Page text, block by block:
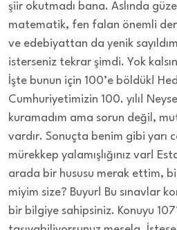
şiir okutmadı bana. Aslında
matematik, fen falan önemli
ve edebiyattan da yenik
isterseniz tekrar şimdi. Yok
İşte bunun için 100’e böldük!
Cumhuriyetimizin 100. yılı!
kuramadım ama sorun değil,
vardır. Sonuçta benim gibi yarı
mürekkep yalamışlığınız var!
arada bir hususu merak ettim,
miyim size? Buyur! Bu sınavlar
bir bilgiye sahipsiniz. Konuyu